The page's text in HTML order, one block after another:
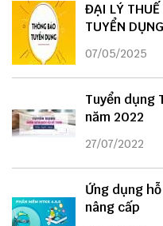
ĐẠI LÝ THUẾ
TUYỂN DỤNG
07/05/2025
Tuyển dụng
năm 2022
27/07/2022
Ứng dụng
nâng cấp